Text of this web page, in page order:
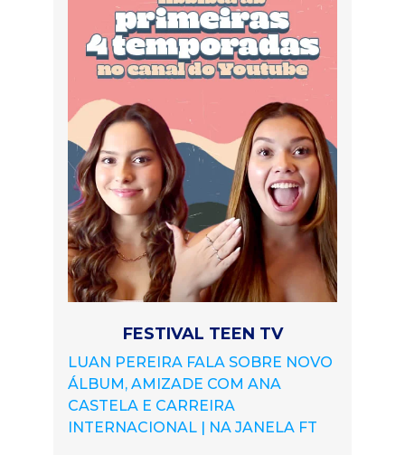
FESTIVAL TEEN TV
LUAN PEREIRA FALA SOBRE NOVO
ÁLBUM, AMIZADE COM ANA
CASTELA E CARREIRA
INTERNACIONAL | NA JANELA FT